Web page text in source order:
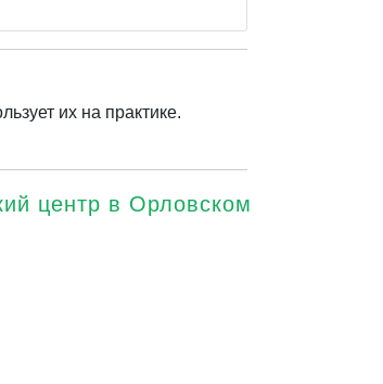
их на практике.
центр в Орловском